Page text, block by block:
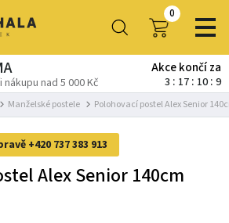
0
nad 5 000 Kč
Akce končí za
3 17 10 8
Manželské postele Polohovací postel Alex Senior
+420 737 383 913
Alex Senior 140cm